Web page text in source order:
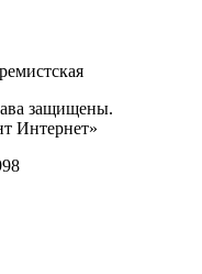
защищены.
Интернет»